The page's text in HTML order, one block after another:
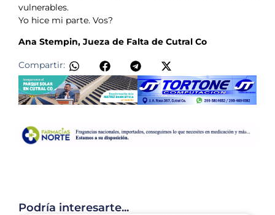
vulnerables.
Yo hice mi parte. Vos?
Ana Stempin, Jueza de Falta de Cutral Co
Compartir:
Podría interesarte...